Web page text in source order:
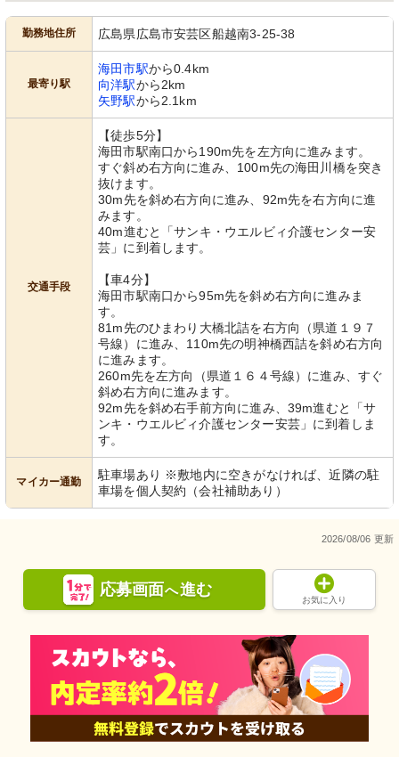
勤務地住所 広島県広島市安芸区船越南3-25-38
最寄り駅
海田市駅から0.4km
向洋駅から2km
矢野駅から2.1km
交通手段
【徒歩5分】
海田市駅南口から190m先を左方向に進みます。
すぐ斜め右方向に進み、100m先の海田川橋を突き
抜けます。
30m先を斜め右方向に進み、92m先を右方向に進
みます。
40m進むと「サンキ・ウエルビィ介護センター安
芸」に到着します。
【車4分】
海田市駅南口から95m先を斜め右方向に進みま
す。
81m先のひまわり大橋北詰を右方向（県道１９７
号線）に進み、110m先の明神橋西詰を斜め右方向
に進みます。
260m先を左方向（県道１６４号線）に進み、すぐ
斜め右方向に進みます。
92m先を斜め右手前方向に進み、39m進むと「サ
ンキ・ウエルビィ介護センター安芸」に到着しま
す。
マイカー通勤
駐車場あり ※敷地内に空きがなければ、近隣の駐
車場を個人契約（会社補助あり）
2026/08/06 更新
応募画面へ進む
お気に入り